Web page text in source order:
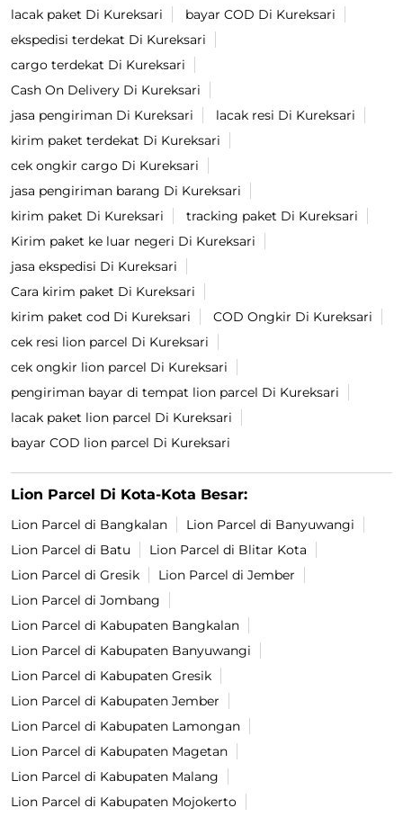
lacak paket Di Kureksari
bayar COD Di Kureksari
ekspedisi terdekat Di Kureksari
cargo terdekat Di Kureksari
Cash On Delivery Di Kureksari
jasa pengiriman Di Kureksari
lacak resi Di Kureksari
kirim paket terdekat Di Kureksari
cek ongkir cargo Di Kureksari
jasa pengiriman barang Di Kureksari
kirim paket Di Kureksari
tracking paket Di Kureksari
Kirim paket ke luar negeri Di Kureksari
jasa ekspedisi Di Kureksari
Cara kirim paket Di Kureksari
kirim paket cod Di Kureksari
COD Ongkir Di Kureksari
cek resi lion parcel Di Kureksari
cek ongkir lion parcel Di Kureksari
pengiriman bayar di tempat lion parcel Di Kureksari
lacak paket lion parcel Di Kureksari
bayar COD lion parcel Di Kureksari
Lion Parcel Di Kota-Kota Besar:
Lion Parcel di Bangkalan
Lion Parcel di Banyuwangi
Lion Parcel di Batu
Lion Parcel di Blitar Kota
Lion Parcel di Gresik
Lion Parcel di Jember
Lion Parcel di Jombang
Lion Parcel di Kabupaten Bangkalan
Lion Parcel di Kabupaten Banyuwangi
Lion Parcel di Kabupaten Gresik
Lion Parcel di Kabupaten Jember
Lion Parcel di Kabupaten Lamongan
Lion Parcel di Kabupaten Magetan
Lion Parcel di Kabupaten Malang
Lion Parcel di Kabupaten Mojokerto